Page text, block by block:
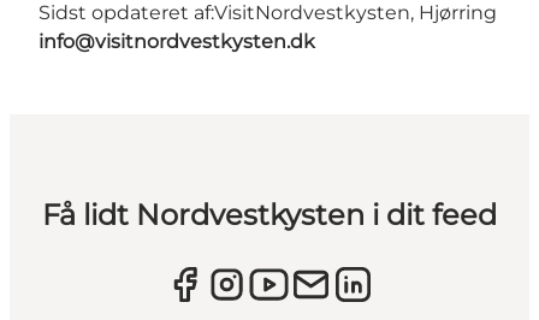
Sidst opdateret af:VisitNordvestkysten, Hjørring
info@visitnordvestkysten.dk
Få lidt Nordvestkysten i dit feed